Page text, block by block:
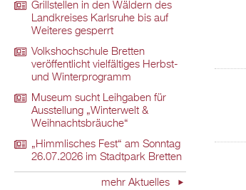
Grillstellen in den Wäldern des
Landkreises Karlsruhe bis auf
Weiteres gesperrt
Volkshochschule Bretten
veröffentlicht vielfältiges Herbst-
und Winterprogramm
Museum sucht Leihgaben für
Ausstellung „Winterwelt &
Weihnachtsbräuche“
„Himmlisches Fest“ am Sonntag
26.07.2026 im Stadtpark Bretten
mehr Aktuelles